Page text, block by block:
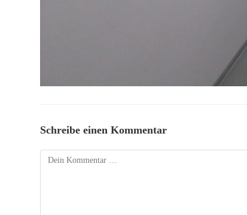
Schreibe einen Kommentar